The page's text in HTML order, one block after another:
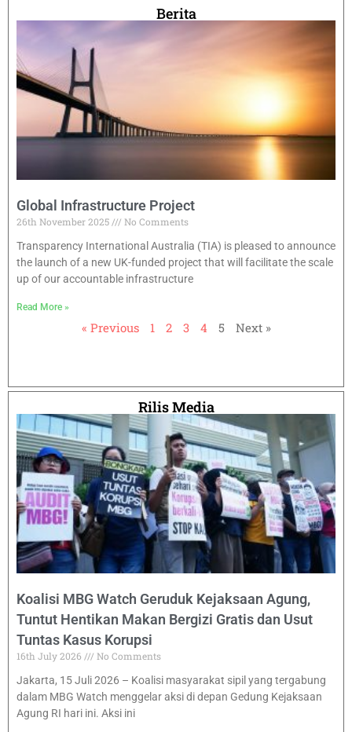
Berita
Global Infrastructure Project
26th November 2025
No Comments
Transparency International Australia (TIA) is pleased to announce
the launch of a new UK-funded project that will facilitate the scale
up of our accountable infrastructure
Read More »
« Previous 1 2 3 4 5 Next »
Rilis Media
Koalisi MBG Watch Geruduk Kejaksaan Agung,
Tuntut Hentikan Makan Bergizi Gratis dan Usut
Tuntas Kasus Korupsi
16th July 2026
No Comments
Jakarta, 15 Juli 2026 – Koalisi masyarakat sipil yang tergabung
dalam MBG Watch menggelar aksi di depan Gedung Kejaksaan
Agung RI hari ini. Aksi ini